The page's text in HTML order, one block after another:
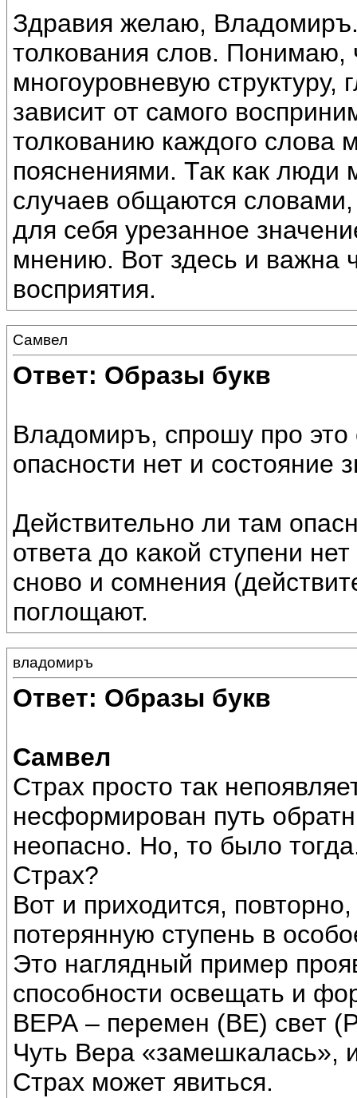
Здравия желаю,
толкования слов.
многоуровневую структуру,
зависит от самого
толкованию каждого слова
пояснениями. Так как люди
случаев общаются
для себя урезанное
мнению. Вот здесь и важна
восприятия.
Самвел
Ответ: Образы букв
Владомиръ, спрошу про это
опасности нет и состояние
Действительно ли там
ответа до какой ступени
сново и сомнения
поглощают.
владомиръ
Ответ: Образы букв
Самвел
Страх просто так
несформирован путь
неопасно. Но, то было
Страх?
Вот и приходится,
потерянную ступень в
Это наглядный пример
способности освещать и
ВЕРА – перемен (ВЕ) свет
Чуть Вера «замешкалась»,
Страх может явиться.